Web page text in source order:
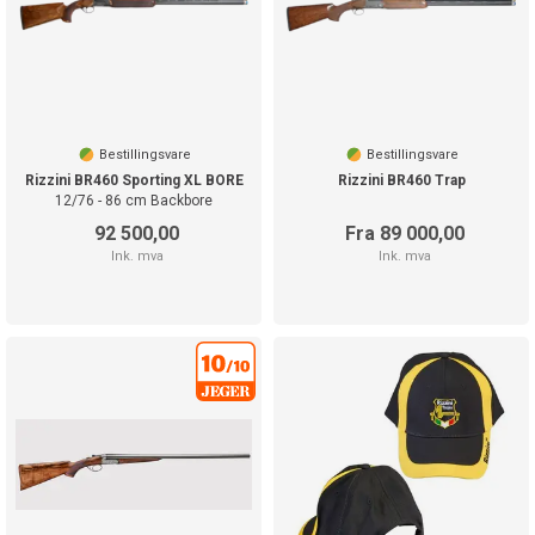
Bestillingsvare
Rizzini BR460 Sporting XL BORE
12/76 - 86 cm Backbore
92 500,00
Ink. mva
Bestillingsvare
Rizzini BR460 Trap
Fra 89 000,00
Ink. mva